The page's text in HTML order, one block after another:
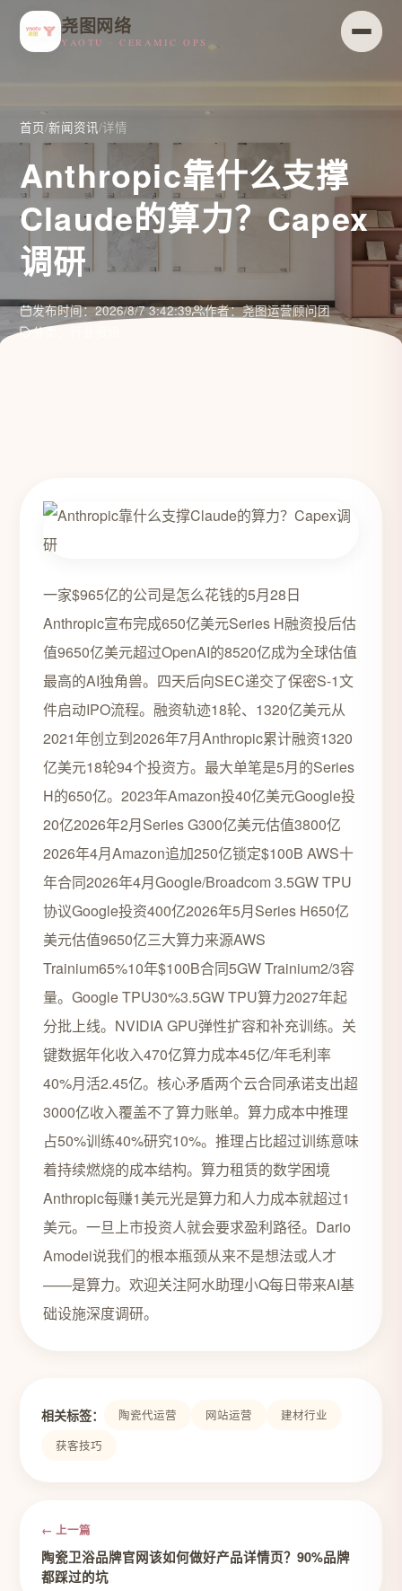
尧图网络
YAOTU · CERAMIC OPS
首页/新闻资讯/详情
Anthropic靠什么支撑
Claude的算力？Capex
调研
发布时间：2026/8/7 3:42:39
作者：尧图运营顾问团
分类：行业资讯
一家$965亿的公司是怎么花钱的5月28日
Anthropic宣布完成650亿美元Series H融资投后估
值9650亿美元超过OpenAI的8520亿成为全球估值
最高的AI独角兽。四天后向SEC递交了保密S-1文
件启动IPO流程。融资轨迹18轮、1320亿美元从
2021年创立到2026年7月Anthropic累计融资1320
亿美元18轮94个投资方。最大单笔是5月的Series
H的650亿。2023年Amazon投40亿美元Google投
20亿2026年2月Series G300亿美元估值3800亿
2026年4月Amazon追加250亿锁定$100B AWS十
年合同2026年4月Google/Broadcom 3.5GW TPU
协议Google投资400亿2026年5月Series H650亿
美元估值9650亿三大算力来源AWS
Trainium65%10年$100B合同5GW Trainium2/3容
量。Google TPU30%3.5GW TPU算力2027年起
分批上线。NVIDIA GPU弹性扩容和补充训练。关
键数据年化收入470亿算力成本45亿/年毛利率
40%月活2.45亿。核心矛盾两个云合同承诺支出超
3000亿收入覆盖不了算力账单。算力成本中推理
占50%训练40%研究10%。推理占比超过训练意味
着持续燃烧的成本结构。算力租赁的数学困境
Anthropic每赚1美元光是算力和人力成本就超过1
美元。一旦上市投资人就会要求盈利路径。Dario
Amodei说我们的根本瓶颈从来不是想法或人才
——是算力。欢迎关注阿水助理小Q每日带来AI基
础设施深度调研。
相关标签： 陶瓷代运营 网站运营
建材行业
获客技巧
← 上一篇
陶瓷卫浴品牌官网该如何做好产品详情页？90%品牌
都踩过的坑